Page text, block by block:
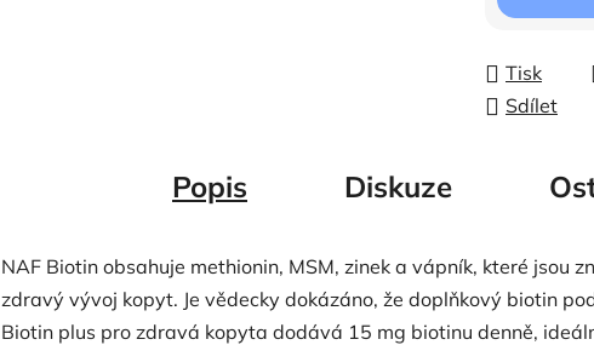
Tisk
Sdílet
Popis Diskuze
NAF Biotin obsahuje methionin, MSM, zinek a vápník, které jsou
zdravý vývoj kopyt. Je vědecky dokázáno, že doplňkový biotin
Biotin plus pro zdravá kopyta dodává 15 mg biotinu denně,